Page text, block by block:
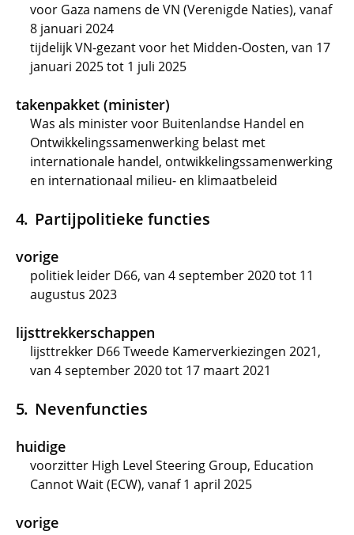
voor Gaza namens de VN (Verenigde Naties), vanaf
8 januari 2024
tijdelijk VN-gezant voor het Midden-Oosten, van 17
januari 2025 tot 1 juli 2025
takenpakket (minister)
Was als minister voor Buitenlandse Handel en
Ontwikkelingssamenwerking belast met
internationale handel, ontwikkelingssamenwerking
en internationaal milieu- en klimaatbeleid
Partijpolitieke functies
vorige
politiek leider D66, van 4 september 2020 tot 11
augustus 2023
lijsttrekkerschappen
lijsttrekker D66 Tweede Kamerverkiezingen 2021,
van 4 september 2020 tot 17 maart 2021
Nevenfuncties
huidige
voorzitter High Level Steering Group, Education
Cannot Wait (ECW), vanaf 1 april 2025
vorige